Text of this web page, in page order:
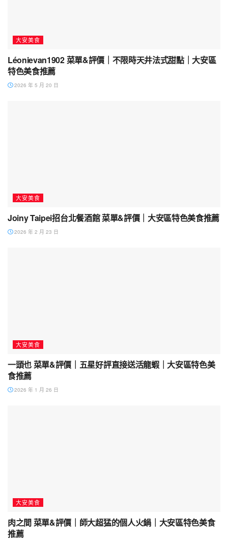
大安美食
Léonievan1902 菜單&評價｜不限時天井法式甜點｜大安區
特色美食推薦
2026 年 5 月 20 日
大安美食
Joiny Taipei招台北餐酒館 菜單&評價｜大安區特色美食推薦
2026 年 2 月 23 日
大安美食
一頭也 菜單&評價｜五星好評直接送活龍蝦｜大安區特色美
食推薦
2026 年 1 月 26 日
大安美食
肉之間 菜單&評價｜師大超猛的個人火鍋｜大安區特色美食
推薦